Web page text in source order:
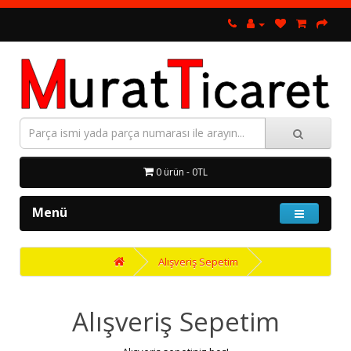
0 ürün - 0TL
Menü
Alışveriş Sepetim
Alışveriş Sepetim